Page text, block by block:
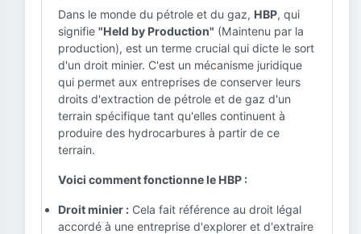
Dans le monde du pétrole et du gaz, HBP, qui
signifie "Held by Production" (Maintenu par la
production), est un terme crucial qui dicte le sort
d'un droit minier. C'est un mécanisme juridique
qui permet aux entreprises de conserver leurs
droits d'extraction de pétrole et de gaz d'un
terrain spécifique tant qu'elles continuent à
produire des hydrocarbures à partir de ce
terrain.
Voici comment fonctionne le HBP :
Droit minier : Cela fait référence au droit légal
accordé à une entreprise d'explorer et d'extraire